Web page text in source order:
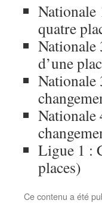
Nationale
quatre
Nationale
d’une
Nationale
Nationale
Ligue 1 :
places)
Ce contenu a été